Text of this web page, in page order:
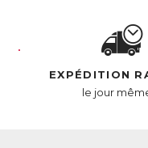
EXPÉDITION
le jour